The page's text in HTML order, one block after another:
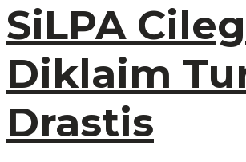
SiLPA
Diklaim
Drastis